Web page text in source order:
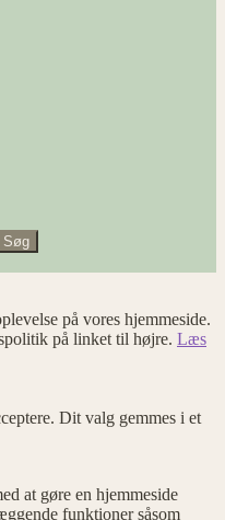
Søg
på vores hjemmeside.
på linket til højre. Læs
Dit valg gemmes i et
at gøre en hjemmeside
funktioner såsom